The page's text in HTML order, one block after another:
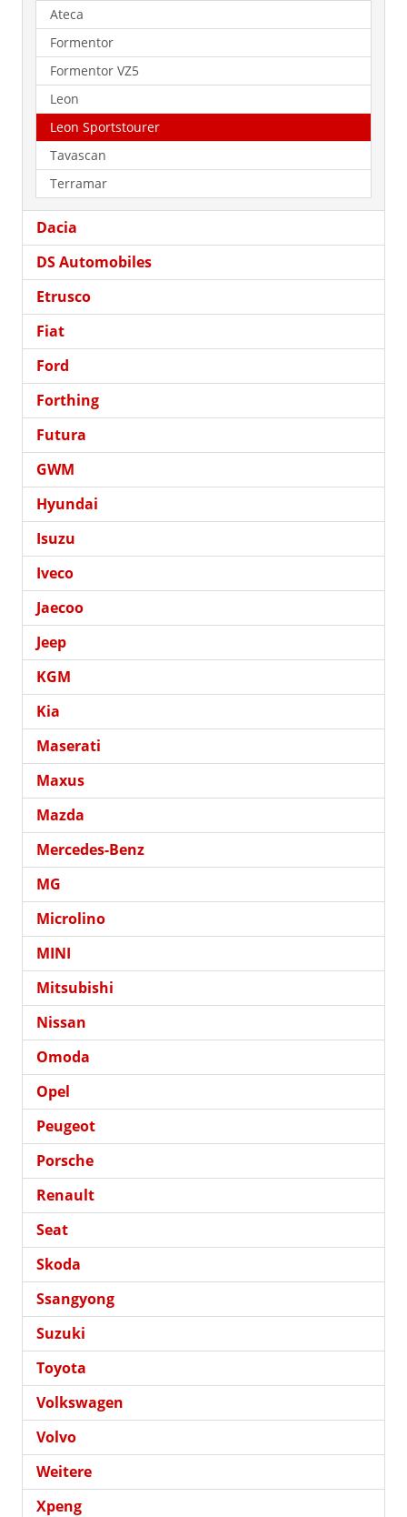
Ateca
Formentor
Formentor VZ5
Leon
Leon Sportstourer
Tavascan
Terramar
Dacia
DS Automobiles
Etrusco
Fiat
Ford
Forthing
Futura
GWM
Hyundai
Isuzu
Iveco
Jaecoo
Jeep
KGM
Kia
Maserati
Maxus
Mazda
Mercedes-Benz
MG
Microlino
MINI
Mitsubishi
Nissan
Omoda
Opel
Peugeot
Porsche
Renault
Seat
Skoda
Ssangyong
Suzuki
Toyota
Volkswagen
Volvo
Weitere
Xpeng